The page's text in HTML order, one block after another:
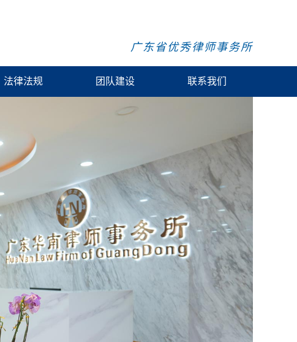
广东省优秀律师事务所
法律法规 团队建设 联系我们